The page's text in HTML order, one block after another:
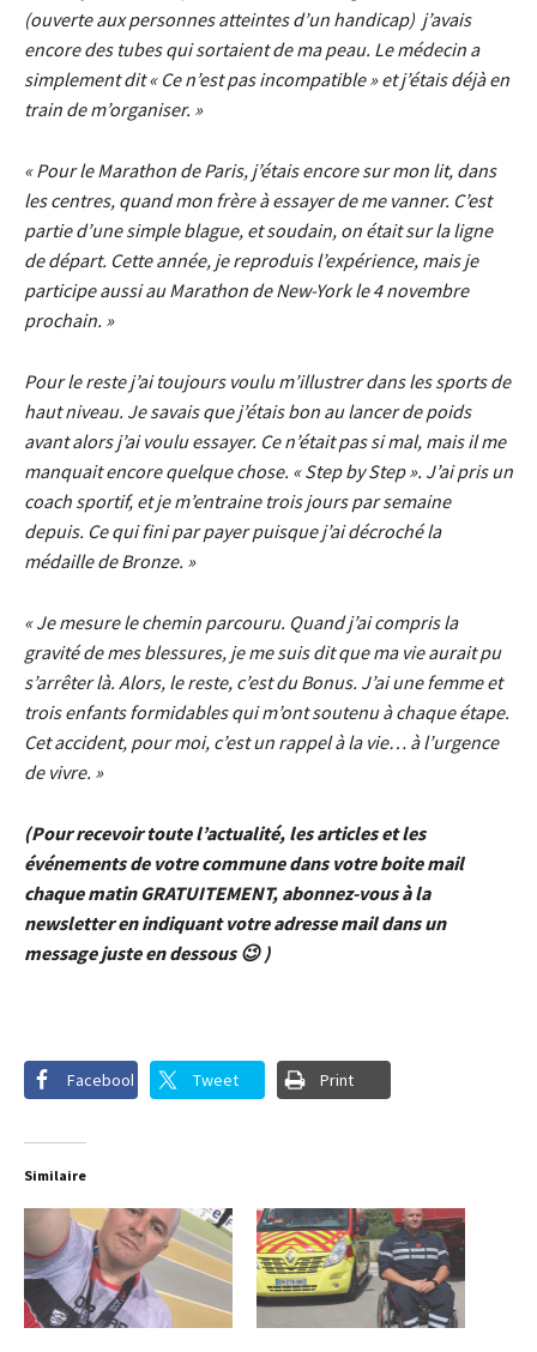
(ouverte aux personnes atteintes d’un handicap) j’avais
encore des tubes qui sortaient de ma peau. Le médecin a
simplement dit « Ce n’est pas incompatible » et j’étais déjà en
train de m’organiser. »
« Pour le Marathon de Paris, j’étais encore sur mon lit, dans
les centres, quand mon frère à essayer de me vanner. C’est
partie d’une simple blague, et soudain, on était sur la ligne
de départ. Cette année, je reproduis l’expérience, mais je
participe aussi au Marathon de New-York le 4 novembre
prochain. »
Pour le reste j’ai toujours voulu m’illustrer dans les sports de
haut niveau. Je savais que j’étais bon au lancer de poids
avant alors j’ai voulu essayer. Ce n’était pas si mal, mais il me
manquait encore quelque chose. « Step by Step ». J’ai pris un
coach sportif, et je m’entraine trois jours par semaine
depuis. Ce qui fini par payer puisque j’ai décroché la
médaille de Bronze. »
« Je mesure le chemin parcouru. Quand j’ai compris la
gravité de mes blessures, je me suis dit que ma vie aurait pu
s’arrêter là. Alors, le reste, c’est du Bonus. J’ai une femme et
trois enfants formidables qui m’ont soutenu à chaque étape.
Cet accident, pour moi, c’est un rappel à la vie… à l’urgence
de vivre. »
(Pour recevoir toute l’actualité, les articles et les
événements de votre commune dans votre boite mail
chaque matin GRATUITEMENT, abonnez-vous à la
newsletter en indiquant votre adresse mail dans un
message juste en dessous 😉 )
Facebook Tweet Print
Similaire